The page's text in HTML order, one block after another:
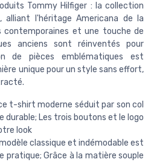
Tommy Hilfiger : la collection
l'héritage Americana de la
contemporaines et une touche de
anciens sont réinventés pour
de pièces emblématiques est
unique pour un style sans effort,
ce t-shirt moderne séduit par son col
durable; Les trois boutons et le logo
look
modèle classique et indémodable est
pratique; Grâce à la matière souple